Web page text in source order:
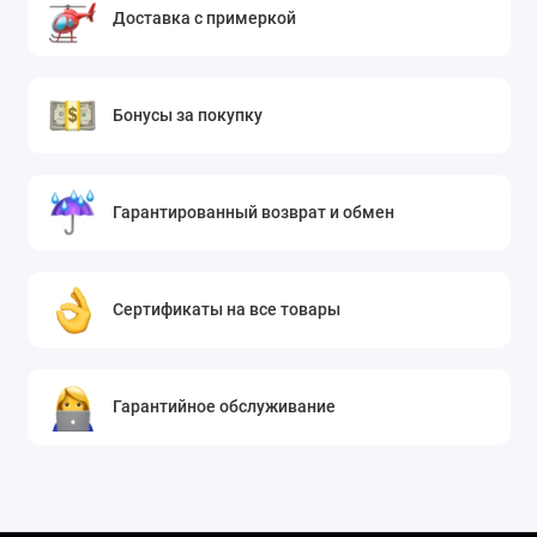
помещении, предварительно поместив внутрь
формодержатели для сохранения правильного
Доставка с примеркой
Бонусы за покупку
Гарантированный возврат и обмен
Сертификаты на все товары
Гарантийное обслуживание